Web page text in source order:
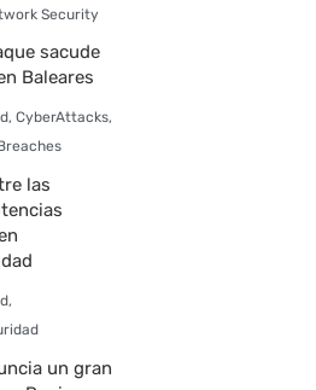
Security
sacude
Baleares
, CyberAttacks,
las
,
un gran